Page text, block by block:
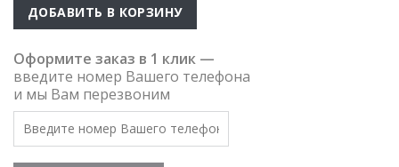
ДОБАВИТЬ В КОРЗИНУ
Оформите заказ в 1 клик —
введите номер Вашего телефона
и мы Вам перезвоним